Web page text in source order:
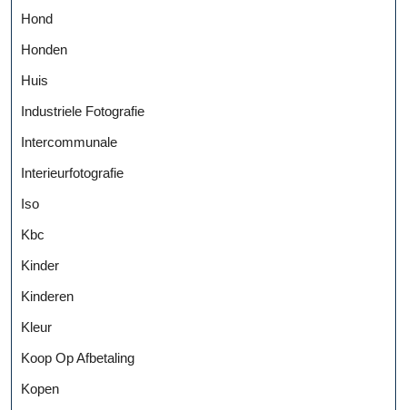
Hond
Honden
Huis
Industriele Fotografie
Intercommunale
Interieurfotografie
Iso
Kbc
Kinder
Kinderen
Kleur
Koop Op Afbetaling
Kopen